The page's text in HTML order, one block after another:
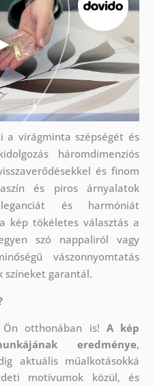
a virágminta szépségét és
háromdimenziós
és finom
és piros árnyalatok
és harmóniát
kép tökéletes választás a
szó nappaliról vagy
vászonnyomtatás
színeket garantál.
otthonában is! A kép
eredménye,
aktuális műalkotásokká
motívumok közül, és